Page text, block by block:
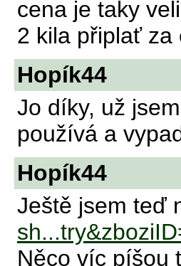
cena je taky
2 kila připlať za
Hopík44
Jo díky, už
používá a
Hopík44
Ještě jsem teď
Něco víc píšou